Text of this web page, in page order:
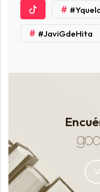
#
# #JaviGdeHita